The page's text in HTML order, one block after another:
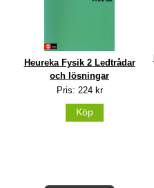
Heureka Fysik 2 Ledtrådar
och lösningar
Pris: 224 kr
Köp